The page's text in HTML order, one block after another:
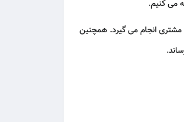
می کنیم.
مشتری انجام می گیرد. همچنین